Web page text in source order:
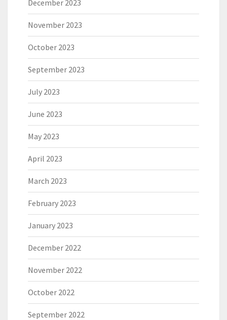
December 2023
November 2023
October 2023
September 2023
July 2023
June 2023
May 2023
April 2023
March 2023
February 2023
January 2023
December 2022
November 2022
October 2022
September 2022